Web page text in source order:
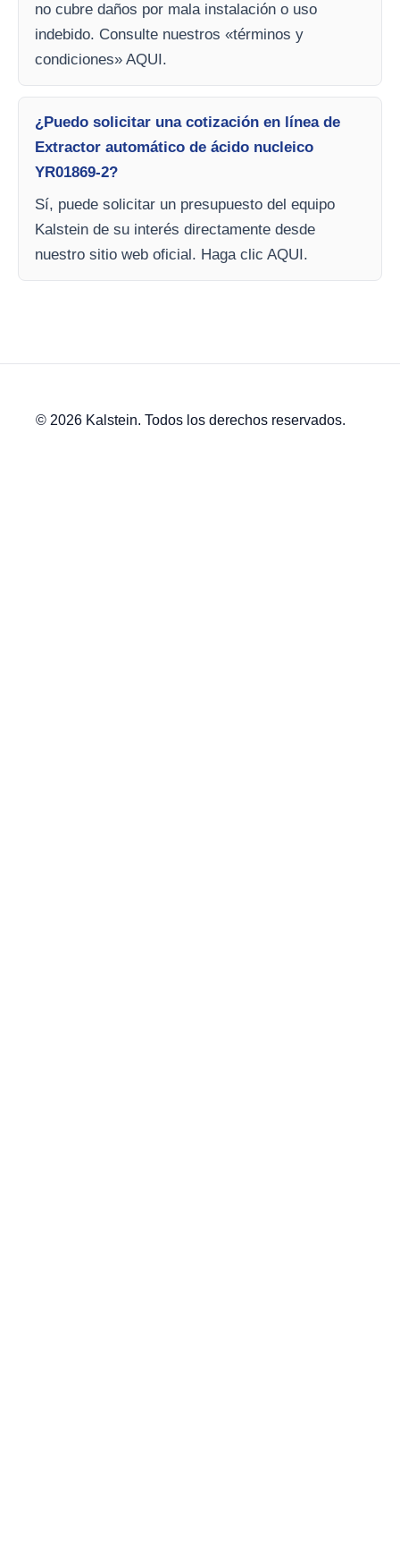
no cubre daños por mala instalación o uso
indebido. Consulte nuestros «términos y
condiciones» AQUI.
¿Puedo solicitar una cotización en línea de
Extractor automático de ácido nucleico
YR01869-2?
Sí, puede solicitar un presupuesto del equipo
Kalstein de su interés directamente desde
nuestro sitio web oficial. Haga clic AQUI.
© 2026 Kalstein. Todos los derechos reservados.